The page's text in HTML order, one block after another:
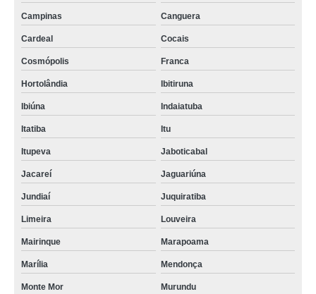
Campinas Canguera
Cardeal Cocais
Cosmópolis Franca
Hortolândia Ibitiruna
Ibiúna Indaiatuba
Itatiba Itu
Itupeva Jaboticabal
Jacareí Jaguariúna
Jundiaí Juquiratiba
Limeira Louveira
Mairinque Marapoama
Marília Mendonça
Monte Mor Murundu